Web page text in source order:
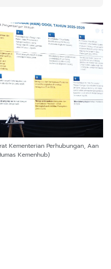
Kementerian Perhubungan, Aan
Kemenhub)